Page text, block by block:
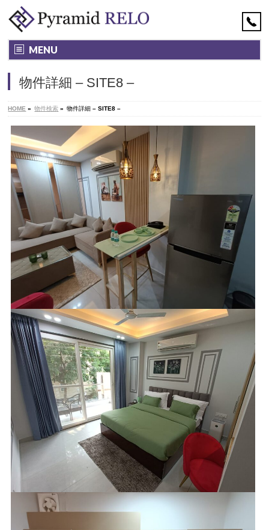
MENU
物件詳細 – SITE8 –
HOME » 物件検索 » 物件詳細 – SITE8 –